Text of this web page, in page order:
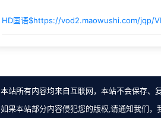
HD国语$https://vod2.maowushi.com/jqp/
本站所有内容均来自互联网，本站不会保存、
如果本站部分内容侵犯您的版权,请通知我们